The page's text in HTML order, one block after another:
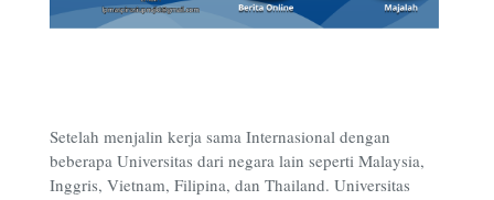
Setelah menjalin kerja sama Internasional dengan
beberapa Universitas dari negara lain seperti Malaysia,
Inggris, Vietnam, Filipina, dan Thailand. Universitas